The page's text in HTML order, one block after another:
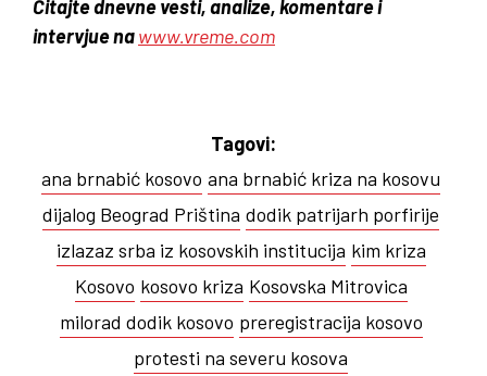
Čitajte dnevne vesti, analize, komentare i
intervjue nawww.vreme.com
Tagovi:
ana brnabić kosovo ana brnabić kriza na kosovu
dijalog Beograd Priština dodik patrijarh porfirije
izlazaz srba iz kosovskih institucija kim kriza
Kosovo kosovo kriza Kosovska Mitrovica
milorad dodik kosovo preregistracija kosovo
protesti na severu kosova